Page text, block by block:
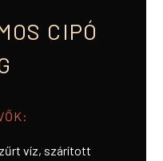
CIPÓ
víz, szárított